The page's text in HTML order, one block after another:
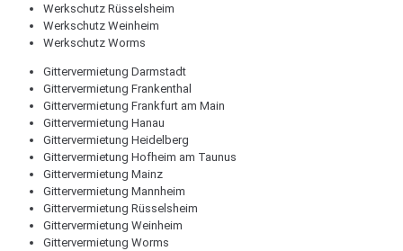
Werkschutz Rüsselsheim
Werkschutz Weinheim
Werkschutz Worms
Gittervermietung Darmstadt
Gittervermietung Frankenthal
Gittervermietung Frankfurt am Main
Gittervermietung Hanau
Gittervermietung Heidelberg
Gittervermietung Hofheim am Taunus
Gittervermietung Mainz
Gittervermietung Mannheim
Gittervermietung Rüsselsheim
Gittervermietung Weinheim
Gittervermietung Worms